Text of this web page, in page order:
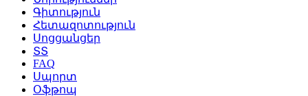
Գիտություն
Հետազոտություն
Սոցցանցեր
ՏՏ
FAQ
Սպորտ
Օֆթոպ